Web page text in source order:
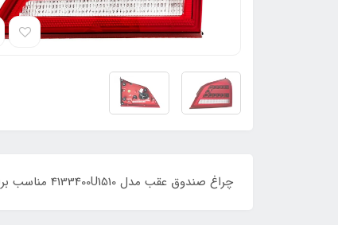
چراغ صندوق عقب مدل 4133400U1510 مناسب برای خودروهای جک چراغ روی صندوق عقب راست